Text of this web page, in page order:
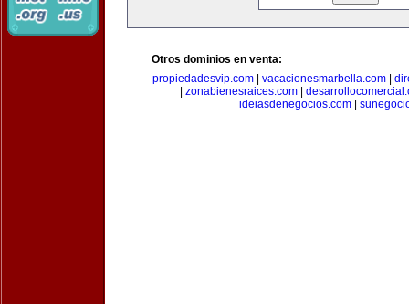
Otros dominios en venta:
propiedadesvip.com
vacacionesmarbella.com
zonabienesraices.com
ideiasdenegocios.com|